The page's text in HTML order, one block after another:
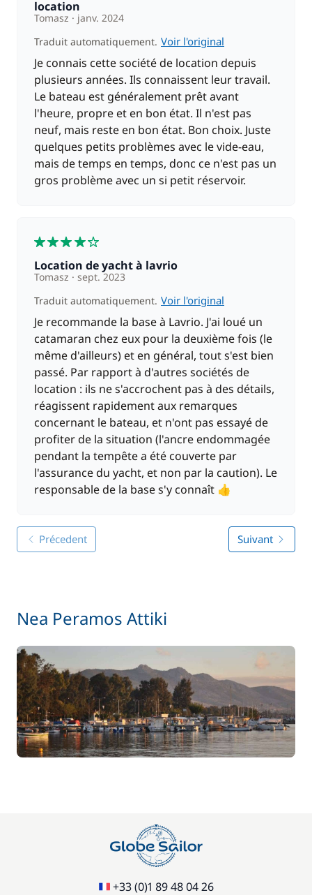
location
Tomasz
janv. 2024
Traduit automatiquement. Voir l'original
Je connais cette société de location depuis
plusieurs années. Ils connaissent leur travail.
Le bateau est généralement prêt avant
l'heure, propre et en bon état. Il n'est pas
neuf, mais reste en bon état. Bon choix. Juste
quelques petits problèmes avec le vide-eau,
mais de temps en temps, donc ce n'est pas un
gros problème avec un si petit réservoir.
Location de yacht à lavrio
Tomasz
sept. 2023
Traduit automatiquement. Voir l'original
Je recommande la base à Lavrio. J'ai loué un
catamaran chez eux pour la deuxième fois (le
même d'ailleurs) et en général, tout s'est bien
passé. Par rapport à d'autres sociétés de
location : ils ne s'accrochent pas à des détails,
réagissent rapidement aux remarques
concernant le bateau, et n'ont pas essayé de
profiter de la situation (l'ancre endommagée
pendant la tempête a été couverte par
l'assurance du yacht, et non par la caution). Le
responsable de la base s'y connaît 👍
Précedent Suivant
Nea Peramos Attiki
+33 (0)1 89 48 04 26